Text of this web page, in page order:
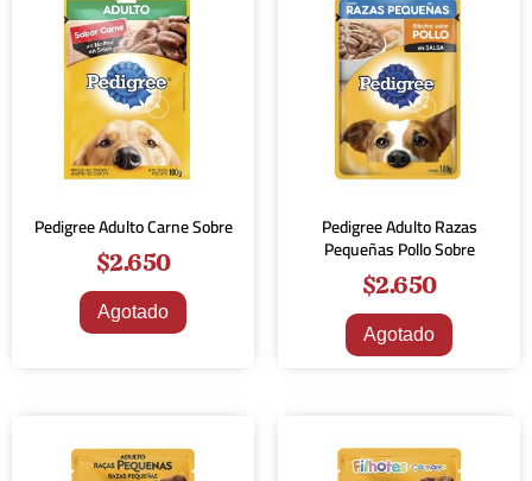
Pedigree Adulto Carne Sobre
$2.650
Agotado
Pedigree Adulto Razas
Pequeñas Pollo Sobre
$2.650
Agotado